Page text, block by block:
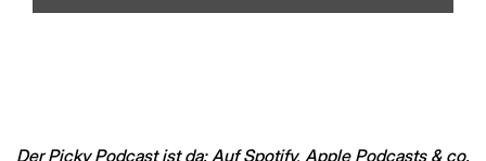
Der Picky Podcast ist da: Auf Spotify, Apple Podcasts & co.